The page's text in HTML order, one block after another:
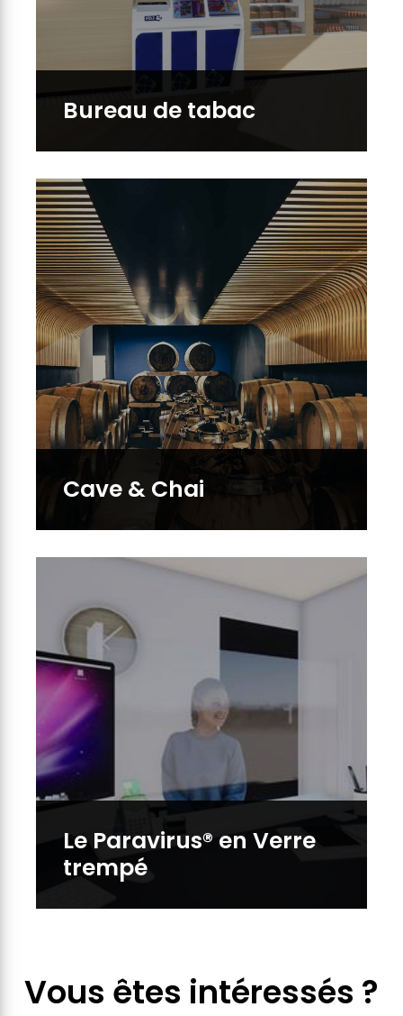
Bureau de tabac
Cave & Chai
Le Paravirus® en Verre
trempé
Vous êtes intéressés ?